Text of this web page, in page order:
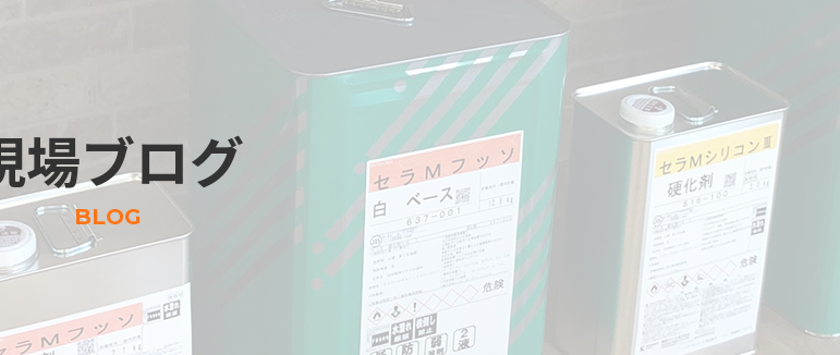
場ブログ
BLOG